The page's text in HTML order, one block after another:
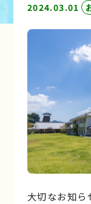
2024.03.01
大切なお知ら